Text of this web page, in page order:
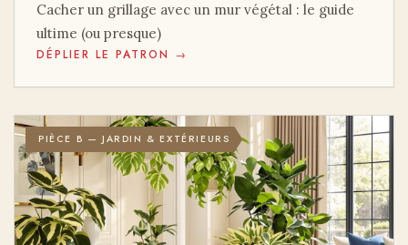
Cacher un grillage avec un mur végétal : le guide
ultime (ou presque)
DÉPLIER LE PATRON →
PIÈCE B — JARDIN & EXTÉRIEURS